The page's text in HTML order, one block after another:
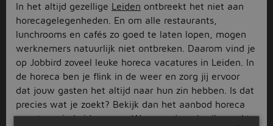
In het altijd gezellige Leiden ontbreekt het niet aan
horecagelegenheden. En om alle restaurants,
lunchrooms en cafés zo goed te laten lopen, mogen
werknemers natuurlijk niet ontbreken. Daarom vind je
op Jobbird zoveel leuke horeca vacatures in Leiden. In
de horeca ben je flink in de weer en zorg jij ervoor
dat jouw gasten het altijd naar hun zin hebben. Is dat
precies wat je zoekt? Bekijk dan het aanbod horeca
vacatures in Leiden eens. Wanneer je gebruik maakt